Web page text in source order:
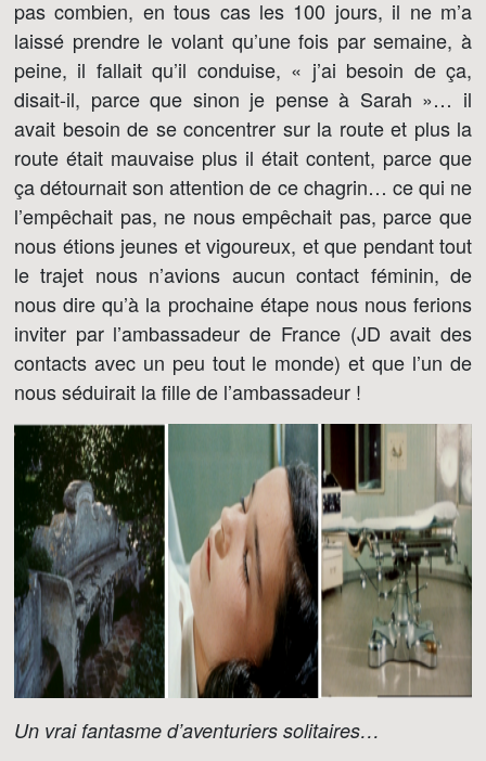
pas combien, en tous cas les 100 jours, il ne m’a
laissé prendre le volant qu’une fois par semaine, à
peine, il fallait qu’il conduise, « j’ai besoin de ça,
disait-il, parce que sinon je pense à Sarah »… il
avait besoin de se concentrer sur la route et plus la
route était mauvaise plus il était content, parce que
ça détournait son attention de ce chagrin… ce qui ne
l’empêchait pas, ne nous empêchait pas, parce que
nous étions jeunes et vigoureux, et que pendant tout
le trajet nous n’avions aucun contact féminin, de
nous dire qu’à la prochaine étape nous nous ferions
inviter par l’ambassadeur de France (JD avait des
contacts avec un peu tout le monde) et que l’un de
nous séduirait la fille de l’ambassadeur !
Un vrai fantasme d’aventuriers solitaires…